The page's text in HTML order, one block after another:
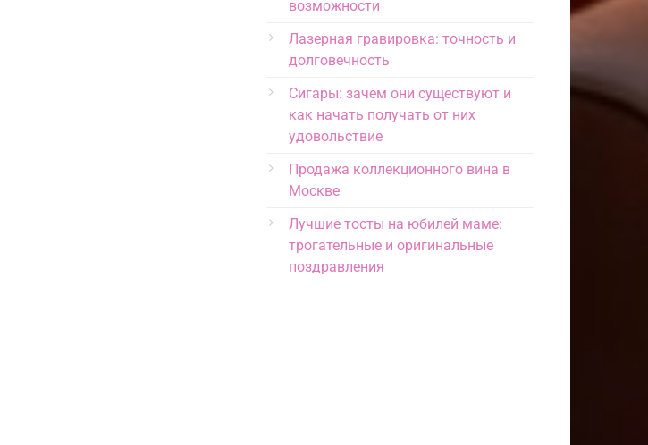
возможности
Лазерная гравировка: точность и
долговечность
Сигары: зачем они существуют и
как начать получать от них
удовольствие
Продажа коллекционного вина в
Москве
Лучшие тосты на юбилей маме:
трогательные и оригинальные
поздравления